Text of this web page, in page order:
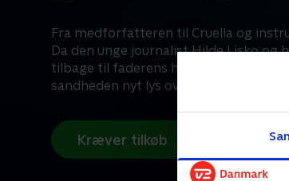
Fra medforfatteren til Cruella og
Da den unge journalist Hilde Lisko og
tilbage til faderens hjemby i
sandheden nyt lys over chokerende
Kræver tilkøb